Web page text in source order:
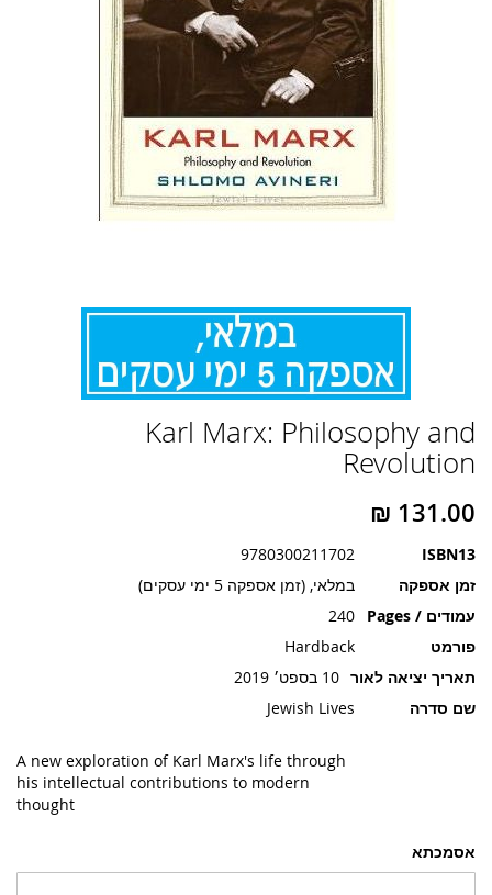
אסמכתא
Karl Marx: Philosophy and
Revolution
ISBN13
9780300211702
זמן אספקה
במלאי, (זמן אספקה 5 ימי עסקים)
עמודים / Pages
240
פורמט
Hardback
תאריך יציאה לאור 10 בספט׳ 2019
שם סדרה
Jewish Lives
A new exploration of Karl Marx's life through
his intellectual contributions to modern
thought
להתחלה
של
גלריית